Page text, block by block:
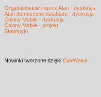
Organizowanie imprez Atari - dyskusja
Atari demoscene database - dyskusja
Colony Mobile - dyskusja
Colony Mobile - projekt
Statystyki
Nowinki tworzone dzięki CuteNews